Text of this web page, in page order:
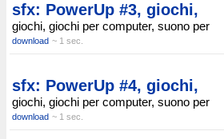
sfx: PowerUp #3, giochi,
giochi, giochi per computer, suono per
download ~ 1 sec.
sfx: PowerUp #4, giochi,
giochi, giochi per computer, suono per
download ~ 1 sec.